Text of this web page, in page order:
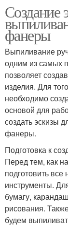
Создание
фанеры
Выпиливание
одним из самых
позволяет
изделия. Для
необходимо
основой для
создать эскизы
фанеры.
Подготовка к
Перед тем, как
подготовить
инструменты.
бумагу,
рисования.
будем